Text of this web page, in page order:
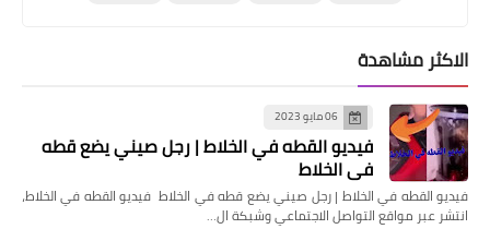
الاكثر مشاهدة
06 مايو 2023
فيديو القطه في الخلاط | رجل صيني يضع قطه
في الخلاط
فيديو القطه في الخلاط | رجل صيني يضع قطه في الخلاط فيديو القطه في الخلاط،
انتشر عبر مواقع التواصل الاجتماعي وشبكة ال…